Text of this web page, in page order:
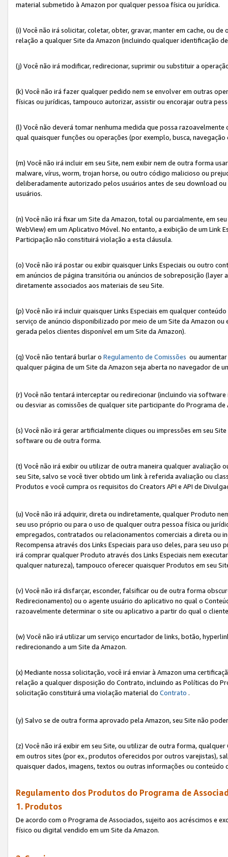
material submetido à Amazon por qualquer pessoa física ou jurídica.
(i) Você não irá solicitar, coletar, obter, gravar, manter em cache, ou
relação a qualquer Site da Amazon (incluindo qualquer identificação
(j) Você não irá modificar, redirecionar, suprimir ou substituir a
(k) Você não irá fazer qualquer pedido nem se envolver em outras
físicas ou jurídicas, tampouco autorizar, assistir ou encorajar outra
(l) Você não deverá tomar nenhuma medida que possa
qual quaisquer funções ou operações (por exemplo, busca,
(m) Você não irá incluir em seu Site, nem exibir nem de outra forma
malware, vírus, worm, trojan horse, ou outro código malicioso ou
deliberadamente autorizado pelos usuários antes de seu download
usuários.
(n) Você não irá fixar um Site da Amazon, total ou parcialmente, em
WebView) em um Aplicativo Móvel. No entanto, a exibição de um Link
Participação não constituirá violação a esta cláusula.
(o) Você não irá postar ou exibir quaisquer Links Especiais ou outro
em anúncios de página transitória ou anúncios de sobreposição
diretamente associados aos materiais de seu Site.
(p) Você não irá incluir quaisquer Links Especiais em qualquer
serviço de anúncio disponibilizado por meio de um Site da Amazon
gerada pelos clientes disponível em um Site da Amazon).
(q) Você não tentará burlar o Regulamento de Comissões ou
qualquer página de um Site da Amazon seja aberta no navegador de
(r) Você não tentará interceptar ou redirecionar (incluindo via
ou desviar as comissões de qualquer site participante do Programa de
(s) Você não irá gerar artificialmente cliques ou impressões em seu
software ou de outra forma.
(t) Você não irá exibir ou utilizar de outra maneira qualquer avaliação
seu Site, salvo se você tiver obtido um link à referida avaliação ou
Produtos e você cumpra os requisitos do Creators API e API de
(u) Você não irá adquirir, direta ou indiretamente, qualquer Produto
seu uso próprio ou para o uso de qualquer outra pessoa física ou
empregados, contratados ou relacionamentos comerciais a direta ou
Recompensa através dos Links Especiais para uso deles, para seu
irá comprar qualquer Produto através dos Links Especiais nem
qualquer natureza), tampouco oferecer quaisquer Produtos em seu
(v) Você não irá disfarçar, esconder, falsificar ou de outra forma
Redirecionamento) ou o agente usuário do aplicativo no qual o
razoavelmente determinar o site ou aplicativo a partir do qual o
(w) Você não irá utilizar um serviço encurtador de links, botão,
redirecionando a um Site da Amazon.
(x) Mediante nossa solicitação, você irá enviar à Amazon uma
relação a qualquer disposição do Contrato, incluindo as Políticas do
solicitação constituirá uma violação material do Contrato .
(y) Salvo se de outra forma aprovado pela Amazon, seu Site não
(z) Você não irá exibir em seu Site, ou utilizar de outra forma,
em outros sites (por ex., produtos oferecidos por outros varejistas),
quaisquer dados, imagens, textos ou outras informações ou
Regulamento dos Produtos do Programa de
1. Produtos
De acordo com o Programa de Associados, sujeito aos acréscimos e
físico ou digital vendido em um Site da Amazon.